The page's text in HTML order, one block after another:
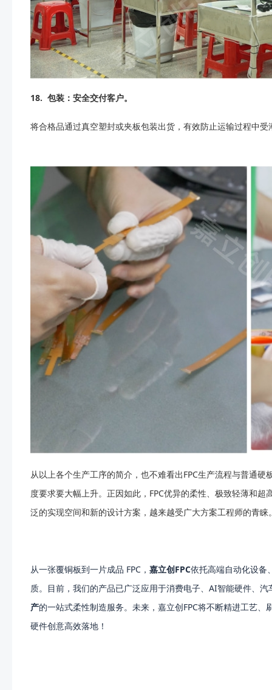
18. 包装：安全交付客户。
将合格品通过真空塑封或夹板包装出货，有效防止运输过程中
从以上各个生产工序的简介，也不难看出FPC生产流程与普通硬
度要求要大幅上升。正因如此，FPC优异的柔性、极致轻薄和
泛的实现空间和新的设计方案，越来越受广大方案工程师的青睐
从一张覆铜板到一片成品 FPC， 嘉立创FPC依托高端自动化设备
质。目前，我们的产品已广泛应用于消费电子、AI智能硬件、
产的一站式柔性制造服务。未来，嘉立创FPC将不断精进工艺
硬件创意高效落地！